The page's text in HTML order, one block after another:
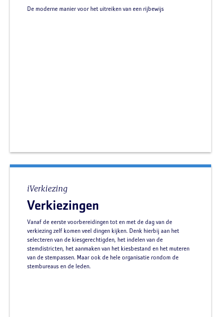
De moderne manier voor het uitreiken van een rijbewijs
iVerkiezing
Verkiezingen
Vanaf de eerste voorbereidingen tot en met de dag van de
verkiezing zelf komen veel dingen kijken. Denk hierbij aan het
selecteren van de kiesgerechtigden, het indelen van de
stemdistricten, het aanmaken van het kiesbestand en het muteren
van de stempassen. Maar ook de hele organisatie rondom de
stembureaus en de leden.